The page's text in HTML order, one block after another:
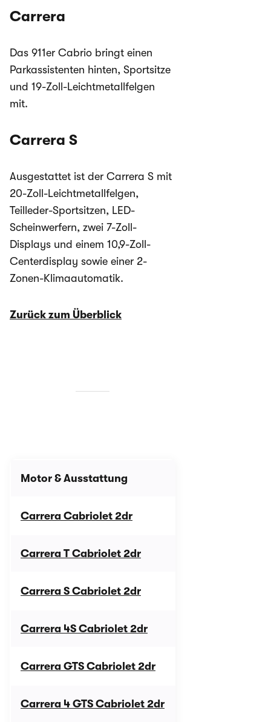
Carrera
Das 911er Cabrio bringt einen
Parkassistenten hinten, Sportsitze
und 19-Zoll-Leichtmetallfelgen
mit.
Carrera S
Ausgestattet ist der Carrera S mit
20-Zoll-Leichtmetallfelgen,
Teilleder-Sportsitzen, LED-
Scheinwerfern, zwei 7-Zoll-
Displays und einem 10,9-Zoll-
Centerdisplay sowie einer 2-
Zonen-Klimaautomatik.
Zurück zum Überblick
Motor & Ausstattung
Carrera Cabriolet 2dr
Carrera T Cabriolet 2dr
Carrera S Cabriolet 2dr
Carrera 4S Cabriolet 2dr
Carrera GTS Cabriolet 2dr
Carrera 4 GTS Cabriolet 2dr